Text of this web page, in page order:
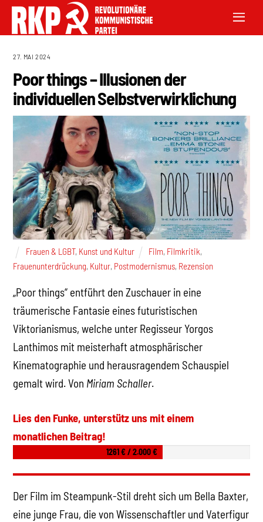
27. MAI 2024
Poor things – Illusionen der
individuellen Selbstverwirklichung
Frauen & LGBT, Kunst und Kultur Film, Filmkritik,
Frauenunterdrückung, Kultur, Postmodernismus, Rezension
„Poor things“ entführt den Zuschauer in eine
träumerische Fantasie eines futuristischen
Viktorianismus, welche unter Regisseur Yorgos
Lanthimos mit meisterhaft atmosphärischer
Kinematographie und herausragendem Schauspiel
gemalt wird. Von Miriam Schaller.
Lies den Funke, unterstütz uns mit einem
monatlichen Beitrag!
1261 € / 2.000 €
Der Film im Steampunk-Stil dreht sich um Bella Baxter,
eine junge Frau, die von Wissenschaftler und Vaterfigur